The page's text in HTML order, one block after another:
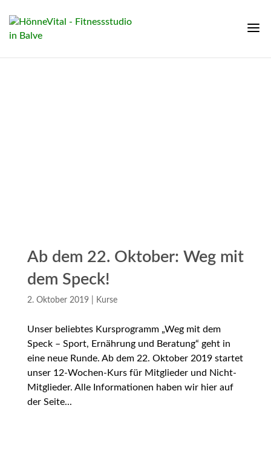
Ab dem 22. Oktober: Weg mit
dem Speck!
2. Oktober 2019| Kurse
Unser beliebtes Kursprogramm „Weg mit dem
Speck – Sport, Ernährung und Beratung“ geht in
eine neue Runde. Ab dem 22. Oktober 2019 startet
unser 12-Wochen-Kurs für Mitglieder und Nicht-
Mitglieder. Alle Informationen haben wir hier auf
der Seite...